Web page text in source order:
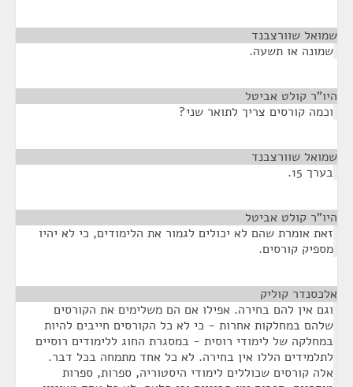
שמואל שוורצבנד
שמונה או תשעה.
היו"ר קולט אביטל
וכמה קורסים צריך לתואר שני?
שמואל שוורצבנד
בערך 15.
היו"ר קולט אביטל
זאת אומרת שהם לא יכולים לגמור את הלימודים, כי לא יהיו
מספיק קורסים.
אלכסנדר קוליק
וגם אין להם בחירה. אפילו אם הם משלימים את הקורסים
שלהם במחלקות אחרות - כי לא כל הקורסים חייבים להיות
במחלקה של לימודי רוסית - במסגרת החוג ללימודים רוסיים
לתלמידים הללו אין בחירה. לא כל אחד מתמחה בכל דבר.
אלה קורסים שכוללים לימודי היסטוריה, ספרות, ספרות